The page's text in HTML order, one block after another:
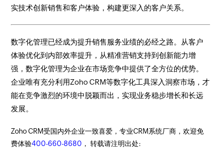
实技术创新销售和客户体验，构建更深入的客户关系。
数字化管理已经成为提升销售服务业绩的必经之路。从客户
体验优化到内部效率提升，从精准营销支持到创新能力增
强，数字化管理为企业在市场竞争中提供了全方位的优势。
企业唯有充分利用Zoho CRM等数字化工具深入洞察市场，才
能在竞争激烈的环境中脱颖而出，实现业务稳步增长和长远
发展。
Zoho CRM受国内外企业一致喜爱，专业CRM系统厂商，欢迎免
费体验400-660-8680 ， 转载请注明出处: